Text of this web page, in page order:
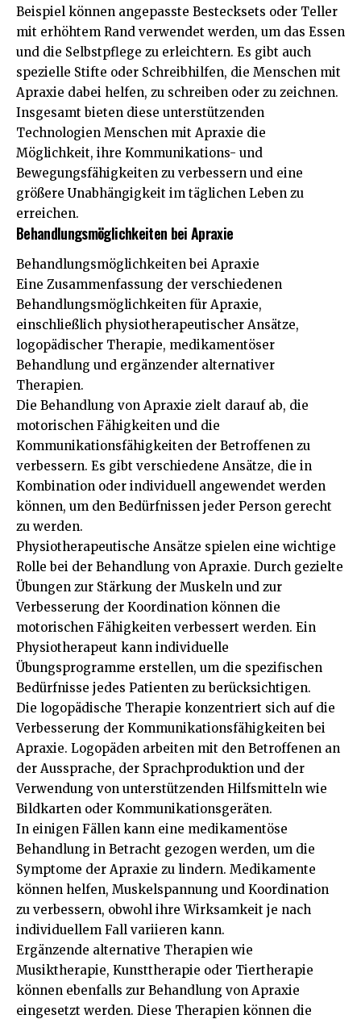
Beispiel können angepasste Bestecksets oder Teller
mit erhöhtem Rand verwendet werden, um das Essen
und die Selbstpflege zu erleichtern. Es gibt auch
spezielle Stifte oder Schreibhilfen, die Menschen mit
Apraxie dabei helfen, zu schreiben oder zu zeichnen.
Insgesamt bieten diese unterstützenden
Technologien Menschen mit Apraxie die
Möglichkeit, ihre Kommunikations- und
Bewegungsfähigkeiten zu verbessern und eine
größere Unabhängigkeit im täglichen Leben zu
erreichen.
Behandlungsmöglichkeiten bei Apraxie
Behandlungsmöglichkeiten bei Apraxie
Eine Zusammenfassung der verschiedenen
Behandlungsmöglichkeiten für Apraxie,
einschließlich physiotherapeutischer Ansätze,
logopädischer Therapie, medikamentöser
Behandlung und ergänzender alternativer
Therapien.
Die Behandlung von Apraxie zielt darauf ab, die
motorischen Fähigkeiten und die
Kommunikationsfähigkeiten der Betroffenen zu
verbessern. Es gibt verschiedene Ansätze, die in
Kombination oder individuell angewendet werden
können, um den Bedürfnissen jeder Person gerecht
zu werden.
Physiotherapeutische Ansätze spielen eine wichtige
Rolle bei der Behandlung von Apraxie. Durch gezielte
Übungen zur Stärkung der Muskeln und zur
Verbesserung der Koordination können die
motorischen Fähigkeiten verbessert werden. Ein
Physiotherapeut kann individuelle
Übungsprogramme erstellen, um die spezifischen
Bedürfnisse jedes Patienten zu berücksichtigen.
Die logopädische Therapie konzentriert sich auf die
Verbesserung der Kommunikationsfähigkeiten bei
Apraxie. Logopäden arbeiten mit den Betroffenen an
der Aussprache, der Sprachproduktion und der
Verwendung von unterstützenden Hilfsmitteln wie
Bildkarten oder Kommunikationsgeräten.
In einigen Fällen kann eine medikamentöse
Behandlung in Betracht gezogen werden, um die
Symptome der Apraxie zu lindern. Medikamente
können helfen, Muskelspannung und Koordination
zu verbessern, obwohl ihre Wirksamkeit je nach
individuellem Fall variieren kann.
Ergänzende alternative Therapien wie
Musiktherapie, Kunsttherapie oder Tiertherapie
können ebenfalls zur Behandlung von Apraxie
eingesetzt werden. Diese Therapien können die